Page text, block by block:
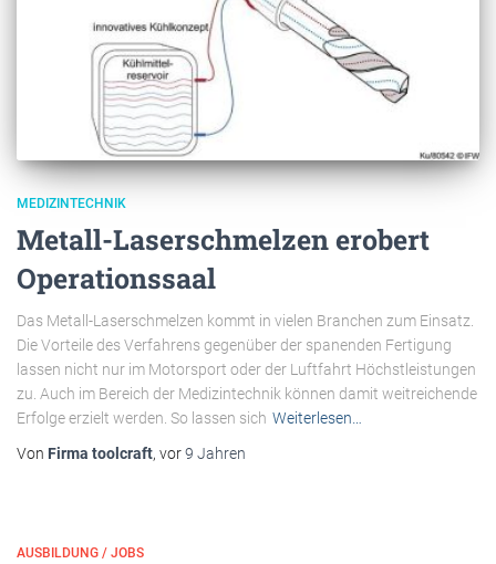
MEDIZINTECHNIK
Metall-Laserschmelzen erobert
Operationssaal
Das Metall-Laserschmelzen kommt in vielen Branchen zum Einsatz.
Die Vorteile des Verfahrens gegenüber der spanenden Fertigung
lassen nicht nur im Motorsport oder der Luftfahrt Höchstleistungen
zu. Auch im Bereich der Medizintechnik können damit weitreichende
Erfolge erzielt werden. So lassen sich Weiterlesen…
Von Firma toolcraft, vor9 Jahren
AUSBILDUNG / JOBS